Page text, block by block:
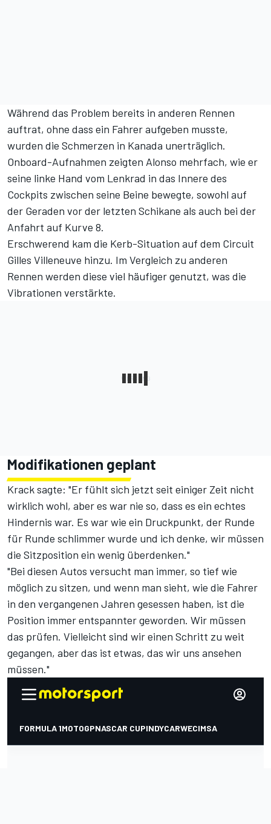
Während das Problem bereits in anderen Rennen
auftrat, ohne dass ein Fahrer aufgeben musste,
wurden die Schmerzen in Kanada unerträglich.
Onboard-Aufnahmen zeigten Alonso mehrfach, wie er
seine linke Hand vom Lenkrad in das Innere des
Cockpits zwischen seine Beine bewegte, sowohl auf
der Geraden vor der letzten Schikane als auch bei der
Anfahrt auf Kurve 8.
Erschwerend kam die Kerb-Situation auf dem Circuit
Gilles Villeneuve hinzu. Im Vergleich zu anderen
Rennen werden diese viel häufiger genutzt, was die
Vibrationen verstärkte.
Modifikationen geplant
Krack sagte: "Er fühlt sich jetzt seit einiger Zeit nicht
wirklich wohl, aber es war nie so, dass es ein echtes
Hindernis war. Es war wie ein Druckpunkt, der Runde
für Runde schlimmer wurde und ich denke, wir müssen
die Sitzposition ein wenig überdenken."
"Bei diesen Autos versucht man immer, so tief wie
möglich zu sitzen, und wenn man sieht, wie die Fahrer
in den vergangenen Jahren gesessen haben, ist die
Position immer entspannter geworden. Wir müssen
das prüfen. Vielleicht sind wir einen Schritt zu weit
gegangen, aber das ist etwas, das wir uns ansehen
müssen."